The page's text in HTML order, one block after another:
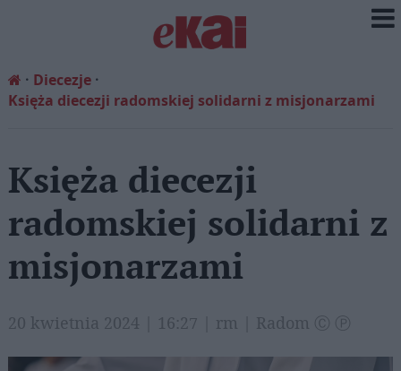
Diecezje
Księża diecezji radomskiej solidarni z misjonarzami
Księża diecezji
radomskiej solidarni z
misjonarzami
20 kwietnia 2024 | 16:27 | rm | Radom Ⓒ Ⓟ